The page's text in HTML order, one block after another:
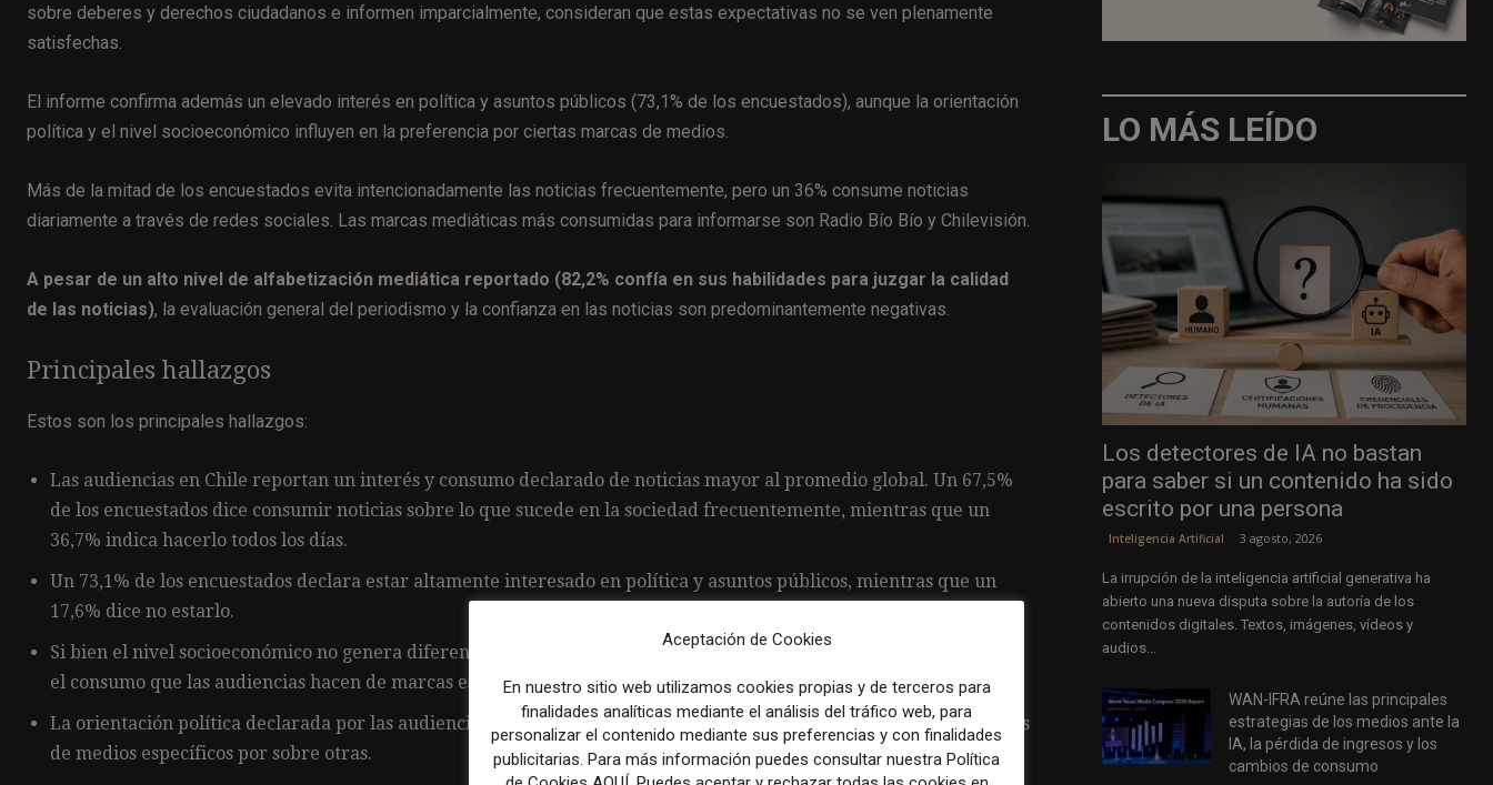
sobre deberes y derechos ciudadanos e informen imparcialmente, consideran que estas expectativas no se ven plenamente
satisfechas.
El informe confirma además un elevado interés en política y asuntos públicos (73,1% de los encuestados), aunque la orientación
política y el nivel socioeconómico influyen en la preferencia por ciertas marcas de medios.
Más de la mitad de los encuestados evita intencionadamente las noticias frecuentemente, pero un 36% consume noticias
diariamente a través de redes sociales. Las marcas mediáticas más consumidas para informarse son Radio Bío Bío y Chilevisión.
A pesar de un alto nivel de alfabetización mediática reportado (82,2% confía en sus habilidades para juzgar la calidad
de las noticias), la evaluación general del periodismo y la confianza en las noticias son predominantemente negativas.
Principales hallazgos
Estos son los principales hallazgos:
Las audiencias en Chile reportan un interés y consumo declarado de noticias mayor al promedio global. Un 67,5%
de los encuestados dice consumir noticias sobre lo que sucede en la sociedad frecuentemente, mientras que un
36,7% indica hacerlo todos los días.
Un 73,1% de los encuestados declara estar altamente interesado en política y asuntos públicos, mientras que un
17,6% dice no estarlo.
Si bien el nivel socioeconómico no genera diferencias significativas en el consumo general de noticias, sí influye en
el consumo que las audiencias hacen de marcas específicas de medios.
La orientación política declarada por las audiencias impacta significativamente en la preferencia de ciertas marcas
de medios específicos por sobre otras.
LO MÁS LEÍDO
Los detectores de IA no bastan
para saber si un contenido ha sido
escrito por una persona
Inteligencia Artificial 3 agosto, 2026
La irrupción de la inteligencia artificial generativa ha
abierto una nueva disputa sobre la autoría de los
contenidos digitales. Textos, imágenes, vídeos y
audios...
WAN-IFRA reúne las principales
estrategias de los medios ante la
IA, la pérdida de ingresos y los
cambios de consumo
Aceptación de Cookies
En nuestro sitio web utilizamos cookies propias y de terceros para
finalidades analíticas mediante el análisis del tráfico web, para
personalizar el contenido mediante sus preferencias y con finalidades
publicitarias. Para más información puedes consultar nuestra Política